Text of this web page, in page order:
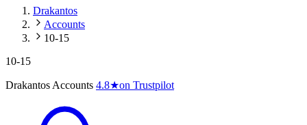
Drakantos
Accounts
10-15
10-15
Drakantos Accounts 4.8★on Trustpilot